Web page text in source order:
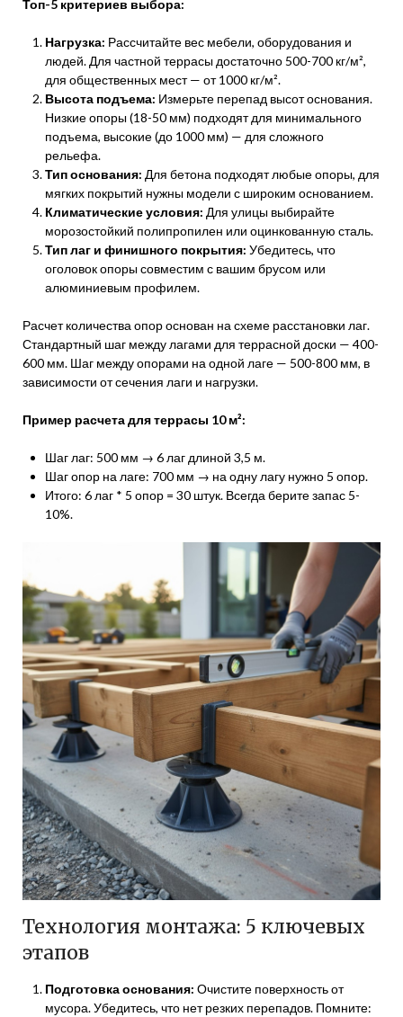
Топ-5 критериев выбора:
Нагрузка: Рассчитайте вес мебели, оборудования и
людей. Для частной террасы достаточно 500-700 кг/м²,
для общественных мест — от 1000 кг/м².
Высота подъема: Измерьте перепад высот основания.
Низкие опоры (18-50 мм) подходят для минимального
подъема, высокие (до 1000 мм) — для сложного
рельефа.
Тип основания: Для бетона подходят любые опоры, для
мягких покрытий нужны модели с широким основанием.
Климатические условия: Для улицы выбирайте
морозостойкий полипропилен или оцинкованную сталь.
Тип лаг и финишного покрытия: Убедитесь, что
оголовок опоры совместим с вашим брусом или
алюминиевым профилем.
Расчет количества опор основан на схеме расстановки лаг.
Стандартный шаг между лагами для террасной доски — 400-
600 мм. Шаг между опорами на одной лаге — 500-800 мм, в
зависимости от сечения лаги и нагрузки.
Пример расчета для террасы 10 м²:
Шаг лаг: 500 мм → 6 лаг длиной 3,5 м.
Шаг опор на лаге: 700 мм → на одну лагу нужно 5 опор.
Итого: 6 лаг * 5 опор = 30 штук. Всегда берите запас 5-
10%.
Технология монтажа: 5 ключевых
этапов
Подготовка основания: Очистите поверхность от
мусора. Убедитесь, что нет резких перепадов. Помните: